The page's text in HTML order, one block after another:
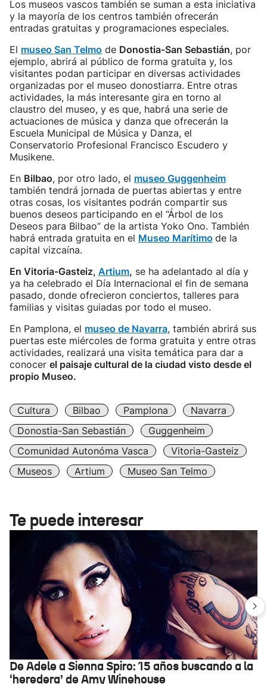
Los museos vascos también se suman a esta iniciativa
y la mayoría de los centros también ofrecerán
entradas gratuitas y programaciones especiales.
El museo San Telmo de Donostia-San Sebastián, por
ejemplo, abrirá al público de forma gratuita y, los
visitantes podan participar en diversas actividades
organizadas por el museo donostiarra. Entre otras
actividades, la más interesante gira en torno al
claustro del museo, y es que, habrá una serie de
actuaciones de música y danza que ofrecerán la
Escuela Municipal de Música y Danza, el
Conservatorio Profesional Francisco Escudero y
Musikene.
En Bilbao, por otro lado, el museo Guggenheim
también tendrá jornada de puertas abiertas y entre
otras cosas, los visitantes podrán compartir sus
buenos deseos participando en el “Árbol de los
Deseos para Bilbao” de la artista Yoko Ono. También
habrá entrada gratuita en el Museo Marítimo de la
capital vizcaína.
En Vitoria-Gasteiz, Artium, se ha adelantado al día y
ya ha celebrado el Día Internacional el fin de semana
pasado, donde ofrecieron conciertos, talleres para
familias y visitas guiadas por todo el museo.
En Pamplona, el museo de Navarra, también abrirá sus
puertas este miércoles de forma gratuita y entre otras
actividades, realizará una visita temática para dar a
conocer el paisaje cultural de la ciudad visto desde el
propio Museo.
Cultura Bilbao Pamplona
Navarra
Donostia-San Sebastián
Guggenheim
Comunidad Autonóma Vasca
Vitoria-Gasteiz
Museos
Artium Museo San Telmo
Te puede interesar
De Adele a Sienna Spiro: 15 años buscando a la
‘heredera’ de Amy Winehouse